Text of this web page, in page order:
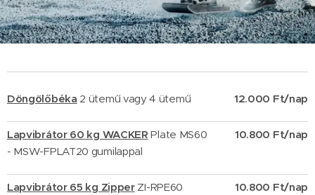
Döngölőbéka 2 ütemű vagy 4 ütemű 12.000 Ft/nap
Lapvibrátor 60 kg WACKER Plate MS60
- MSW-FPLAT20 gumilappal
10.800 Ft/nap
Lapvibrátor 65 kg Zipper ZI-RPE60
10.800 Ft/nap